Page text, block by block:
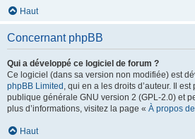
Haut
Concernant phpBB
Qui a développé ce logiciel de forum ?
Ce logiciel (dans sa version non modifiée) est
phpBB Limited , qui en a les droits d’auteur. Il
publique générale GNU version 2 (GPL-2.0) et
plus d’informations, visitez la page « À propos
Haut